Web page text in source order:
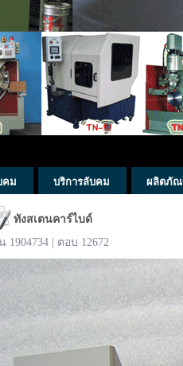
คม บริการลับคม ผลิตภัณ
ทังสเตนคาร์ไบด์
1904734 | ตอบ 12672